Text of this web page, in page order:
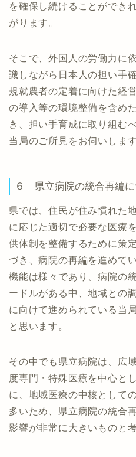
を確保し続けることができ
がります。
そこで、外国人の労働力に
識しながら日本人の担い手
規就農者の定着に向けた経
の導入等の環境整備を含め
き、担い手育成に取り組む
当局のご所見をお伺いします
６ 県立病院の統合再編に
県では、住民が住み慣れた
に応じた適切で必要な医療
供体制を整備するために策
づき、病院の再編を進めて
機能は様々であり、病院の
ードルがある中、地域との
に向けて進められている当
と思います。
その中でも県立病院は、広
度専門・特殊医療を中心と
に、地域医療の中核として
多いため、県立病院の統合
影響が非常に大きいものと